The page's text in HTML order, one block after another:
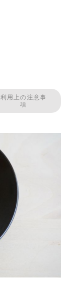
利用上の注意事
項